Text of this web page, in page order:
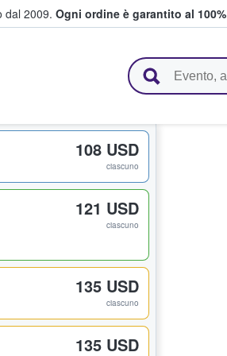
dal 2009. Ogni ordine è garantito al 100%
biglietti
108 USD
ciascuno
121 USD
ciascuno
135 USD
ciascuno
135 USD